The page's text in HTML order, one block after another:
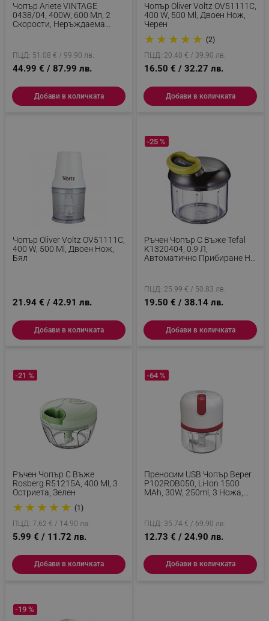
Чопър Ariete VINTAGE
0438/04, 400W, 600 Мл, 2
Скорости, Неръждаема
ПЦД: 51.08 € / 99.90 лв.
44.99 € / 87.99 лв.
Добави в количката
Чопър Oliver Voltz OV51111C,
400 W, 500 Ml, Двоен Нож,
Черен
★ ★ ★ ★ ★ (2)
ПЦД: 20.40 € / 39.90 лв.
16.50 € / 32.27 лв.
Добави в количката
Чопър Oliver Voltz OV51111C,
400 W, 500 Ml, Двоен Нож,
Бял
21.94 € / 42.91 лв.
Добави в количката
Ръчен Чопър С Въже Tefal
K1320404, 0.9 Л,
Автоматично Прибиране На
Капака, Черен/зелен
-25 %
ПЦД: 25.99 € / 50.83 лв.
19.50 € / 38.14 лв.
Добави в количката
Ръчен Чопър С Въже
Rosberg R51215A, 400 Ml, 3
Остриета, Зелен
★ ★ ★ ★ ★ (1)
-21 %
ПЦД: 7.62 € / 14.90 лв.
5.99 € / 11.72 лв.
Добави в количката
Преносим USB Чопър Beper
P102ROB050, Li-Ion 1500
MAh, 30W, 250ml, 3 Ножа,
-64 %
ПЦД: 35.74 € / 69.90 лв.
12.73 € / 24.90 лв.
Добави в количката
-19 %